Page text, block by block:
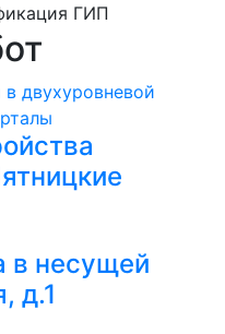
ГИП
в несущей
д.1